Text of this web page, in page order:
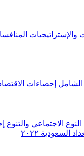
والإستراتيجيات
الشامل إحصاءات
الاجتماعي والتنوع
السعودية ٢٠٢٢